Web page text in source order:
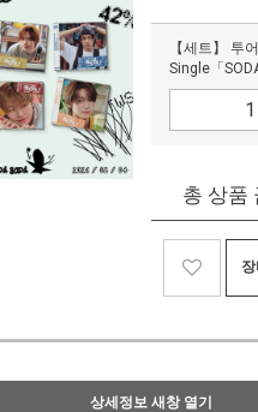
【세트】 투
Single「
총 상품
상세정보 새창 열기